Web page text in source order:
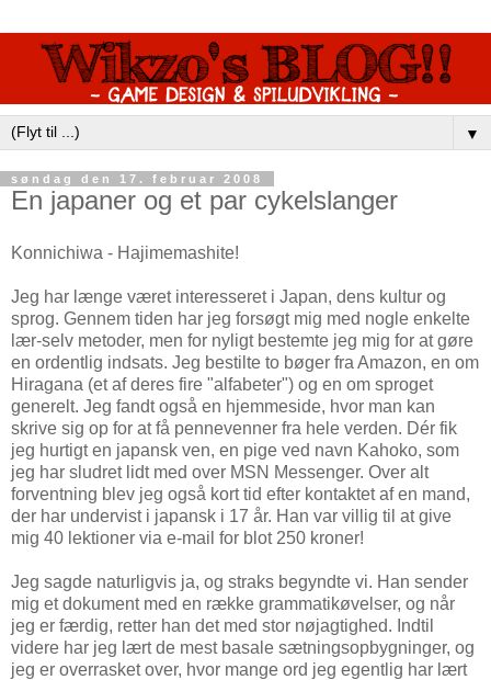
▼
søndag den 17. februar 2008
En japaner og et par cykelslanger
Konnichiwa - Hajimemashite!
Jeg har længe været interesseret i Japan, dens kultur og
sprog. Gennem tiden har jeg forsøgt mig med nogle enkelte
lær-selv metoder, men for nyligt bestemte jeg mig for at gøre
en ordentlig indsats. Jeg bestilte to bøger fra Amazon, en om
Hiragana (et af deres fire "alfabeter") og en om sproget
generelt. Jeg fandt også en hjemmeside, hvor man kan
skrive sig op for at få pennevenner fra hele verden. Dér fik
jeg hurtigt en japansk ven, en pige ved navn Kahoko, som
jeg har sludret lidt med over MSN Messenger. Over alt
forventning blev jeg også kort tid efter kontaktet af en mand,
der har undervist i japansk i 17 år. Han var villig til at give
mig 40 lektioner via e-mail for blot 250 kroner!
Jeg sagde naturligvis ja, og straks begyndte vi. Han sender
mig et dokument med en række grammatikøvelser, og når
jeg er færdig, retter han det med stor nøjagtighed. Indtil
videre har jeg lært de mest basale sætningsopbygninger, og
jeg er overrasket over, hvor mange ord jeg egentlig har lært